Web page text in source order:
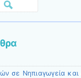
σε Νηπιαγωγεία και